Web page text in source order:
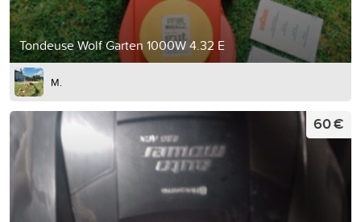
Tondeuse Wolf Garten 1000W 4.32 E
M.
60 €